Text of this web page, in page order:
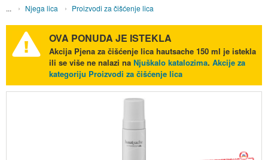
Njega lica Proizvodi za čišćenje lica
OVA PONUDA JE ISTEKLA
Akcija Pjena za čišćenje lica hautsache 150 ml je istekla
ili se više ne nalazi na Njuškalo katalozima. Akcije za
kategoriju Proizvodi za čišćenje lica